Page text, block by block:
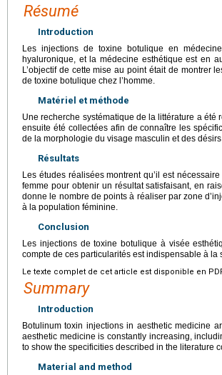
Résumé
Introduction
Les injections de toxine botulique en
hyaluronique, et la médecine esthétique est en
L’objectif de cette mise au point était de montrer
de toxine botulique chez l’homme.
Matériel et méthode
Une recherche systématique de la littérature a
ensuite été collectées afin de connaître les
de la morphologie du visage masculin et des
Résultats
Les études réalisées montrent qu’il est
femme pour obtenir un résultat satisfaisant, en
donne le nombre de points à réaliser par zone
à la population féminine.
Conclusion
Les injections de toxine botulique à visée
compte de ces particularités est indispensable à la
Le texte complet de cet article est disponible en
Summary
Introduction
Botulinum toxin injections in aesthetic medicine
aesthetic medicine is constantly increasing,
to show the specificities described in the literature
Material and method